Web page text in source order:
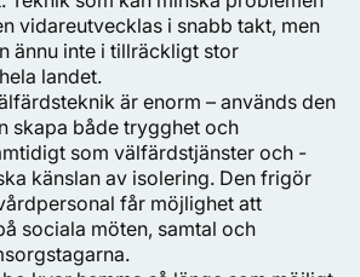
vidareutvecklas i snabb takt, men
ännu inte i tillräckligt stor
landet.
är enorm – används den
skapa både trygghet och
som välfärdstjänster och -
känslan av isolering. Den frigör
får möjlighet att
sociala möten, samtal och